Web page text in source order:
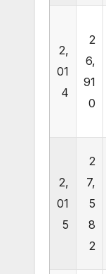
2,
01
4
2
6,
91
0
2,
01
5
2
7,
5
8
2